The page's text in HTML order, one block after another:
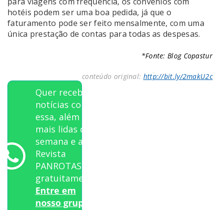
hotéis podem ser uma boa pedida, já que o
faturamento pode ser feito mensalmente, com uma
única prestação de contas para todas as despesas.
*Fonte: Blog Copastur
conteúdo original: http://bit.ly/2makU2c
Quer receber
notícias como
essa, além das
mais lidas da
semana e a
Revista
PANROTAS
gratuitamente?
Entre em
nosso grupo